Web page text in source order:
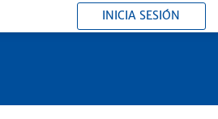
INICIA SESIÓN